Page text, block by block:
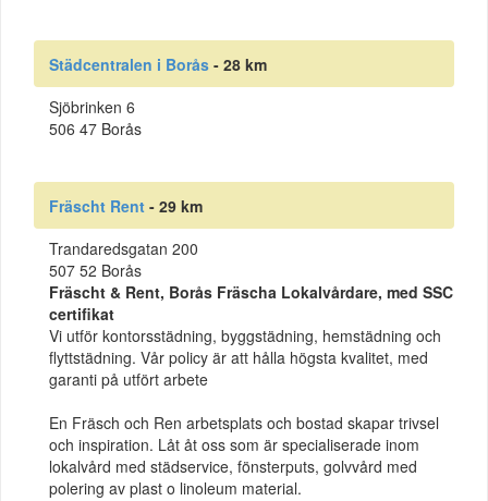
Städcentralen i Borås - 28 km
Sjöbrinken 6
506 47 Borås
Fräscht Rent - 29 km
Trandaredsgatan 200
507 52 Borås
Fräscht & Rent, Borås Fräscha Lokalvårdare, med SSC
certifikat
Vi utför kontorsstädning, byggstädning, hemstädning och
flyttstädning. Vår policy är att hålla högsta kvalitet, med
garanti på utfört arbete
En Fräsch och Ren arbetsplats och bostad skapar trivsel
och inspiration. Låt åt oss som är specialiserade inom
lokalvård med städservice, fönsterputs, golvvård med
polering av plast o linoleum material.